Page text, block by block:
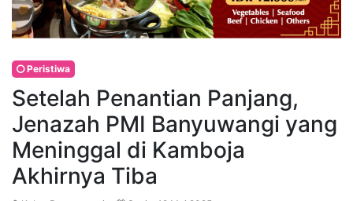
Peristiwa
Setelah Penantian Panjang,
Jenazah PMI Banyuwangi yang
Meninggal di Kamboja
Akhirnya Tiba